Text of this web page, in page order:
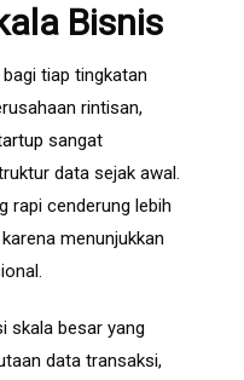
Bisnis
tiap tingkatan
rintisan,
sangat
data sejak awal.
rapi cenderung lebih
menunjukkan
skala besar yang
data transaksi,